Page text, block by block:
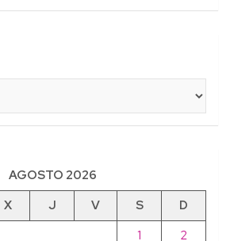
AGOSTO 2026
X J V S
D
1
2